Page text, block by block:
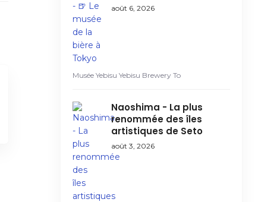
août 6, 2026
Musée Yebisu Yebisu Brewery To
Naoshima - La plus
renommée des îles
artistiques de Seto
août 3, 2026